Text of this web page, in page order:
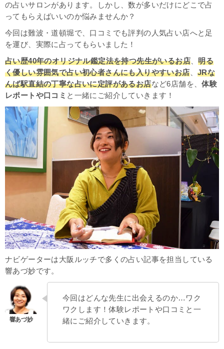
の占いサロンがあります。しかし、数が多いだけにどこで占
ってもらえばいいのか悩みませんか？
今回は難波・道頓堀で、口コミでも評判の人気占い店へと足
を運び、実際に占ってもらいました！
占い歴40年のオリジナル鑑定法を持つ先生がいるお店 、明る
く優しい雰囲気で占い初心者さんにも入りやすいお店、JRな
んば駅直結の丁寧な占いに定評があるお店など6店舗を、体験
レポートや口コミ と一緒にご紹介していきます！
ナビゲーターは大阪ルッチで多くの占い記事を担当している
響あづ妙です。
今回はどんな先生に出会えるのか…ワク
ワクします！体験レポートや口コミと一
緒にご紹介していきます。